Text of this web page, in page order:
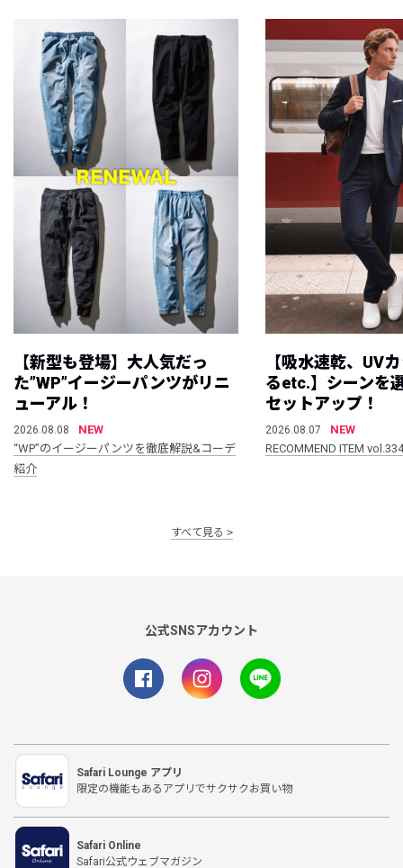
【新型も登場】大人気だっ
た”WP”イージーパンツがリニ
ューアル！
2026.08.08
NEW
“WP”のイージーパンツを徹底解説&コーデ
紹介
【吸水速乾、UV
るetc.】シーンを
セットアップ！
2026.08.07
NEW
RECOMMEND ITEM vol.334
すべて見る
公式SNSアカウント
Safari Lounge アプリ
限定の機能もあるアプリでサクサクお買い物
Safari Online
Safari公式ウェブマガジン